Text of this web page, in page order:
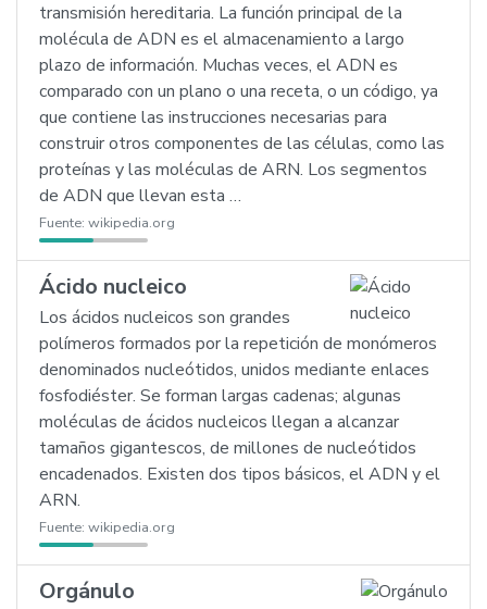
transmisión hereditaria. La función principal de la
molécula de ADN es el almacenamiento a largo
plazo de información. Muchas veces, el ADN es
comparado con un plano o una receta, o un código, ya
que contiene las instrucciones necesarias para
construir otros componentes de las células, como las
proteínas y las moléculas de ARN. Los segmentos
de ADN que llevan esta …
Fuente: wikipedia.org
Ácido nucleico
Los ácidos nucleicos son grandes
polímeros formados por la repetición de monómeros
denominados nucleótidos, unidos mediante enlaces
fosfodiéster. Se forman largas cadenas; algunas
moléculas de ácidos nucleicos llegan a alcanzar
tamaños gigantescos, de millones de nucleótidos
encadenados. Existen dos tipos básicos, el ADN y el
ARN.
Fuente: wikipedia.org
Orgánulo